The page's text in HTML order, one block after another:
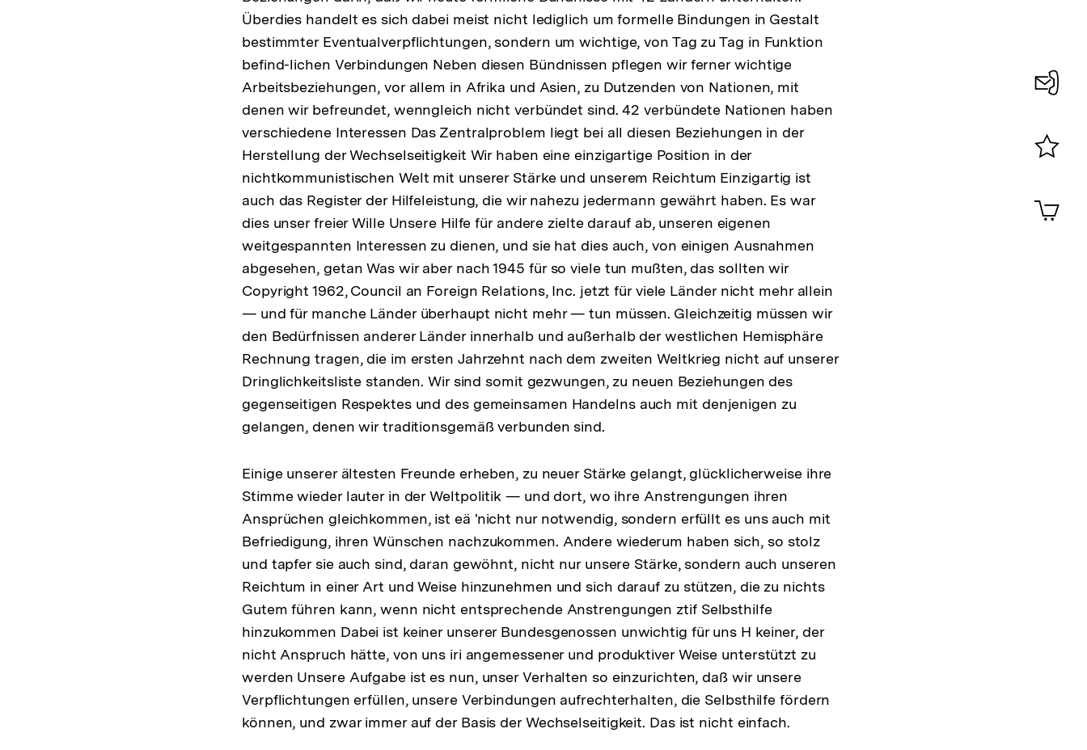
Überdies handelt es sich dabei meist nicht lediglich um formelle Bindungen in Gestalt
bestimmter Eventualverpflichtungen, sondern um wichtige, von Tag zu Tag in Funktion
befind-lichen Verbindungen Neben diesen Bündnissen pflegen wir ferner wichtige
Arbeitsbeziehungen, vor allem in Afrika und Asien, zu Dutzenden von Nationen, mit
denen wir befreundet, wenngleich nicht verbündet sind. 42 verbündete Nationen haben
verschiedene Interessen Das Zentralproblem liegt bei all diesen Beziehungen in der
Herstellung der Wechselseitigkeit Wir haben eine einzigartige Position in der
nichtkommunistischen Welt mit unserer Stärke und unserem Reichtum Einzigartig ist
auch das Register der Hilfeleistung, die wir nahezu jedermann gewährt haben. Es war
dies unser freier Wille Unsere Hilfe für andere zielte darauf ab, unseren eigenen
weitgespannten Interessen zu dienen, und sie hat dies auch, von einigen Ausnahmen
abgesehen, getan Was wir aber nach 1945 für so viele tun mußten, das sollten wir
Copyright 1962, Council an Foreign Relations, Inc. jetzt für viele Länder nicht mehr allein
— und für manche Länder überhaupt nicht mehr — tun müssen. Gleichzeitig müssen wir
den Bedürfnissen anderer Länder innerhalb und außerhalb der westlichen Hemisphäre
Rechnung tragen, die im ersten Jahrzehnt nach dem zweiten Weltkrieg nicht auf unserer
Dringlichkeitsliste standen. Wir sind somit gezwungen, zu neuen Beziehungen des
gegenseitigen Respektes und des gemeinsamen Handelns auch mit denjenigen zu
gelangen, denen wir traditionsgemäß verbunden sind.
Einige unserer ältesten Freunde erheben, zu neuer Stärke gelangt, glücklicherweise ihre
Stimme wieder lauter in der Weltpolitik — und dort, wo ihre Anstrengungen ihren
Ansprüchen gleichkommen, ist eä 'nicht nur notwendig, sondern erfüllt es uns auch mit
Befriedigung, ihren Wünschen nachzukommen. Andere wiederum haben sich, so stolz
und tapfer sie auch sind, daran gewöhnt, nicht nur unsere Stärke, sondern auch unseren
Reichtum in einer Art und Weise hinzunehmen und sich darauf zu stützen, die zu nichts
Gutem führen kann, wenn nicht entsprechende Anstrengungen ztif Selbsthilfe
hinzukommen Dabei ist keiner unserer Bundesgenossen unwichtig für uns H keiner, der
nicht Anspruch hätte, von uns iri angemessener und produktiver Weise unterstützt zu
werden Unsere Aufgabe ist es nun, unser Verhalten so einzurichten, daß wir unsere
Verpflichtungen erfüllen, unsere Verbindungen aufrechterhalten, die Selbsthilfe fördern
können, und zwar immer auf der Basis der Wechselseitigkeit. Das ist nicht einfach.